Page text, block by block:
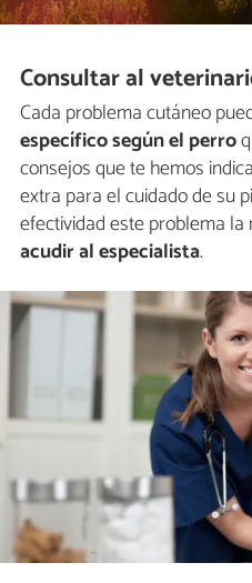
Consultar al
Cada problema cutáneo
específico según el perro
consejos que te hemos
extra para el cuidado de su
efectividad este problema
acudir al especialista.